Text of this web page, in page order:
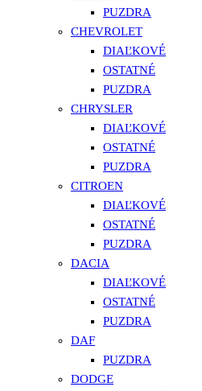
PUZDRA
CHEVROLET
DIAĽKOVÉ
OSTATNÉ
PUZDRA
CHRYSLER
DIAĽKOVÉ
OSTATNÉ
PUZDRA
CITROEN
DIAĽKOVÉ
OSTATNÉ
PUZDRA
DACIA
DIAĽKOVÉ
OSTATNÉ
PUZDRA
DAF
PUZDRA
DODGE